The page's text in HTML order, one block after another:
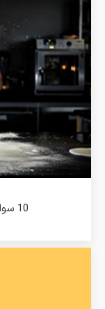
10 سوال اصلی در مصاحبه کاری آشپز